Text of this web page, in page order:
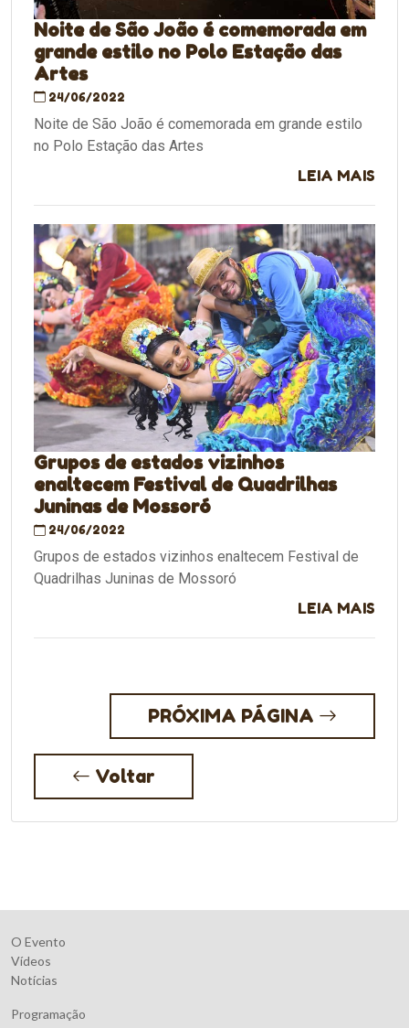
Noite de São João é comemorada em
grande estilo no Polo Estação das
Artes
24/06/2022
Noite de São João é comemorada em grande estilo
no Polo Estação das Artes
LEIA MAIS
Grupos de estados vizinhos
enaltecem Festival de Quadrilhas
Juninas de Mossoró
24/06/2022
Grupos de estados vizinhos enaltecem Festival de
Quadrilhas Juninas de Mossoró
LEIA MAIS
PRÓXIMA PÁGINA
Voltar
O Evento
Vídeos
Notícias
Programação